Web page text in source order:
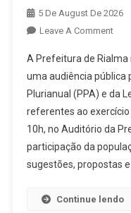
5 De August De 2026
Leave A CommentOn
De
Para
A Prefeitura de
uma audiência pública
Plurianual (PPA) e da
referentes ao
10h, no Auditório da
participação da
sugestões, propostas
Continue lendo